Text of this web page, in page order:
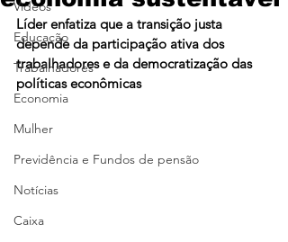
Vídeos
Educação
Trabalhadores
Economia
Mulher
Previdência e Fundos de pensão
Notícias
Caixa
Líder enfatiza que a transição justa
depende da participação ativa dos
trabalhadores e da democratização das
políticas econômicas